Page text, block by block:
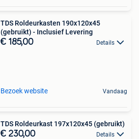
TDS Roldeurkasten 190x120x45
(gebruikt) - Inclusief Levering
€ 185,00 Details
Bezoek website Vandaag
TDS Roldeurkast 197x120x45 (gebruikt)
€ 230,00 Details